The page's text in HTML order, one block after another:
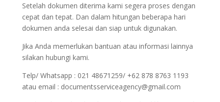
Setelah dokumen diterima kami segera proses dengan
cepat dan tepat. Dan dalam hitungan beberapa hari
dokumen anda selesai dan siap untuk digunakan.
Jika Anda memerlukan bantuan atau informasi lainnya
silakan hubungi kami.
Telp/ Whatsapp : 021 48671259/ +62 878 8763 1193
atau email : documentsserviceagency@gmail.com